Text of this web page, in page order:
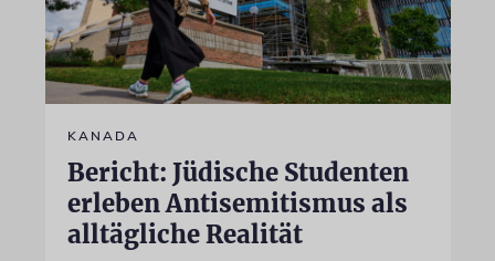
KANADA
Bericht: Jüdische Studenten
erleben Antisemitismus als
alltägliche Realität